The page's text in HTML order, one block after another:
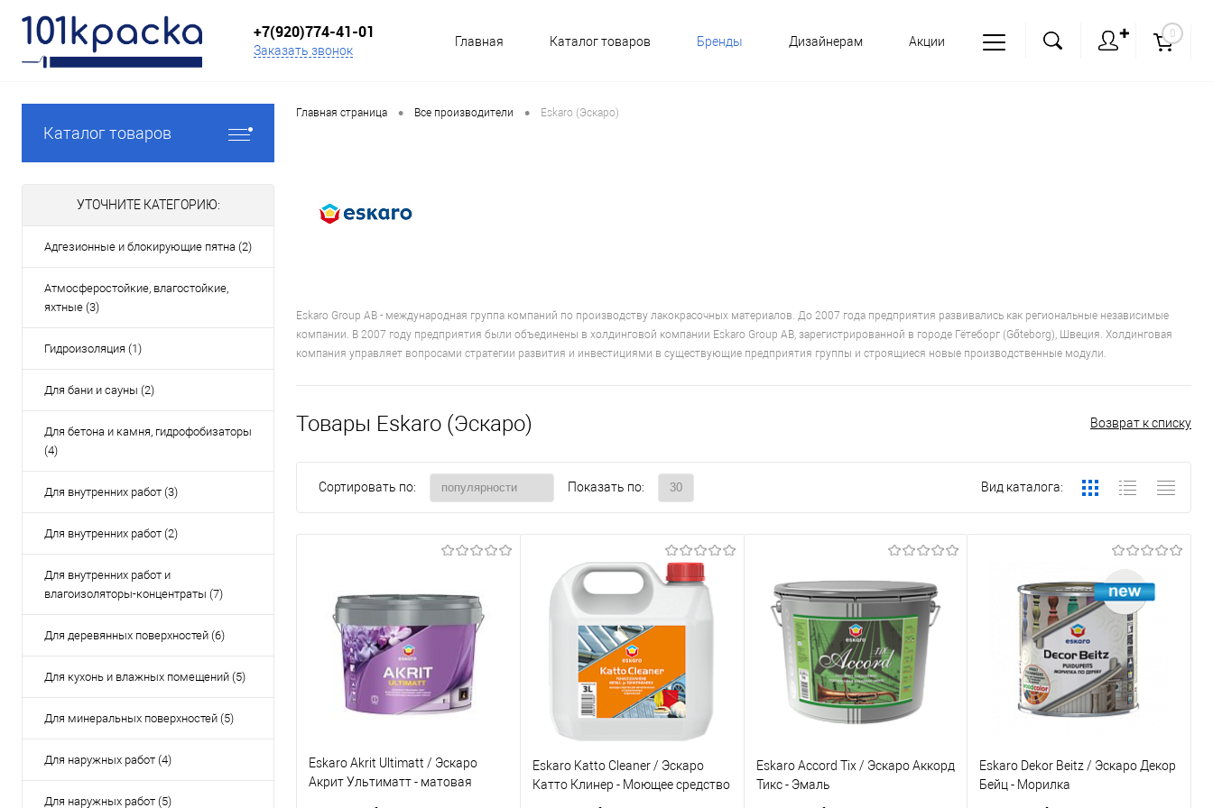
+7(920)774-41-01
Заказать звонок
Главная Каталог товаров Бренды Дизайнерам Акции
✚ 0
Каталог товаров
УТОЧНИТЕ КАТЕГОРИЮ:
Адгезионные и блокирующие пятна (2)
Атмосферостойкие, влагостойкие,
яхтные (3)
Гидроизоляция (1)
Для бани и сауны (2)
Для бетона и камня, гидрофобизаторы
(4)
Для внутренних работ (3)
Для внутренних работ (2)
Для внутренних работ и
влагоизоляторы-концентраты (7)
Для деревянных поверхностей (6)
Для кухонь и влажных помещений (5)
Для минеральных поверхностей (5)
Для наружных работ (4)
Для наружных работ (5)
Главная страница • Все производители • Eskaro (Эскаро)
Eskaro Group AB - международная группа компаний по производству лакокрасочных материалов. До 2007 года предприятия развивались как региональные независимые
компании. В 2007 году предприятия были объединены в холдинговой компании Eskaro Group AB, зарегистрированной в городе Гётеборг (Gőteborg), Швеция. Холдинговая
компания управляет вопросами стратегии развития и инвестициями в существующие предприятия группы и строящиеся новые производственные модули.
Возврат к списку
Товары Eskaro (Эскаро)
Сортировать по: Показать по: Вид каталога:
Eskaro Akrit Ultimatt / Эскаро
Акрит Ультиматт - матовая
Eskaro Katto Cleaner / Эскаро
Катто Клинер - Моющее средство
Eskaro Accord Tix / Эскаро Аккорд
Тикс - Эмаль
Eskaro Dekor Beitz / Эскаро Декор
Бейц - Морилка